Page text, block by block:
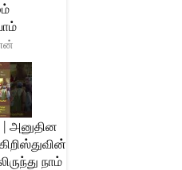
| அனுதின
நாம்